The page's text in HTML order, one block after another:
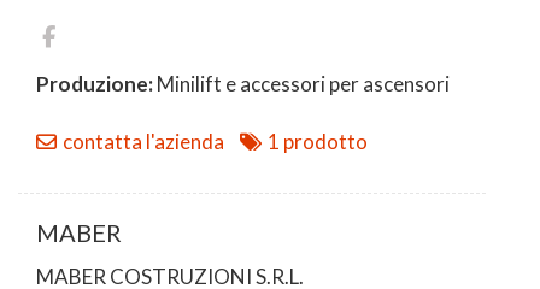
Produzione:Minilift e accessori per ascensori
contatta l'azienda 1 prodotto
MABER
MABER COSTRUZIONI S.R.L.